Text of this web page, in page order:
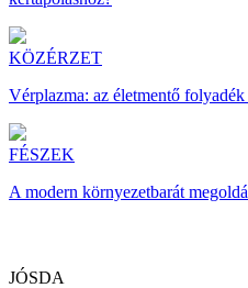
KÖZÉRZET
Vérplazma: az életmentő folyadék
FÉSZEK
A modern környezetbarát
JÓSDA